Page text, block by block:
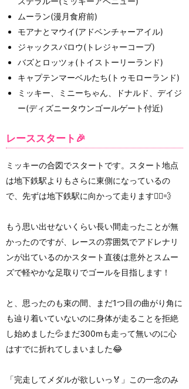
ムーラン(漫月食府前)
モアナとマウイ(アドベンチャーアイル)
ジャックスパロウ(トレジャーコーブ)
バズとロッツォ(トイストーリーランド)
キャプテンマーベルたち(トゥモローランド)
ミッキー、ミニーちゃん、ドナルド、デイジ
ー(ディズニータウンゴールゲート付近)
レーススタート🎉
ミッキーの合図でスタートです。スタート地点
は地下鉄駅よりもさらに東側になっているの
で、先ずは地下鉄駅に向かって走ります🏃‍♂️💨
もう思い出せないくらい長い間走ったことが無
かったのですが、レースの雰囲気でアドレナリ
ンが出ているのかスタート直後は意外とスムー
ズで軽やかな足取りでゴールを目指します！
と、思ったのも束の間、まだ1つ目の曲がり角に
も辿り着いていないのに身体が走ることを拒絶
し始めました💦まだ300mも走って無いのに心
はすでに折れてしまいました😂
「完走してメダルが欲しいっ🏅」この一念のみ